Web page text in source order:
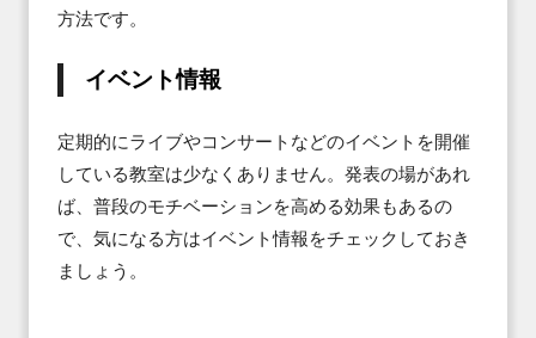
方法です。
イベント情報
定期的にライブやコンサートなどのイベントを開催
している教室は少なくありません。発表の場があれ
ば、普段のモチベーションを高める効果もあるの
で、気になる方はイベント情報をチェックしておき
ましょう。